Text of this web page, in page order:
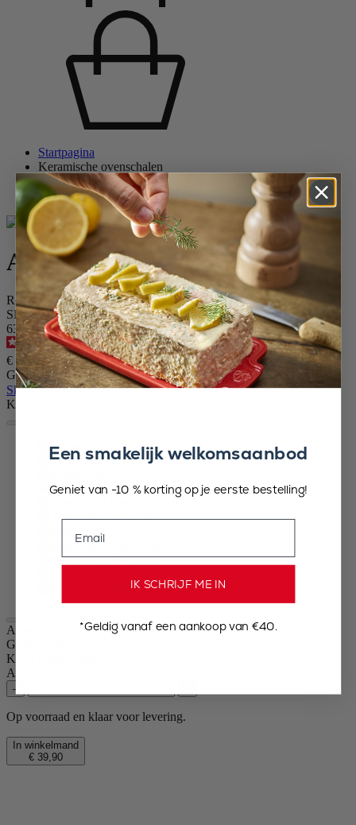
Startpagina
Keramische ovenschalen
Alle keramische ovenschalen
Appolia
Appolia
Rechthoekige Schotel Blauw Céleste 32 cm
SKU
63139
4.9/5- 371beoordelingen
€ 39,90
Grootte
Skip the carrousel
Kleur
Hemels Blauw
Ecru
Leisteen
Terracotta
Geel
Bos Groen
Varengroen
Appolia
Grootte
Kleur
Aantal
–
Op voorraad en klaar voor levering.
In winkelmand
€ 39,90
Een smakelijk welkomsaanbod
Geniet van -10 % korting op je eerste bestelling!
IK SCHRIJF ME IN
*Geldig vanaf een aankoop van €40.